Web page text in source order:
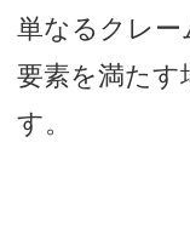
単なるクレー
要素を満たす
す。